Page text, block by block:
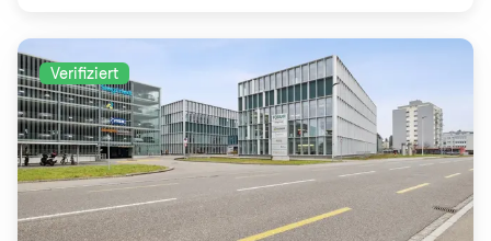
Verifiziert